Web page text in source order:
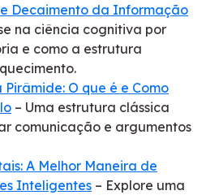
Decaimento da Informação
na ciência cognitiva por
e como a estrutura
Pirâmide: O que é e Como
– Uma estrutura clássica
comunicação e argumentos
A Melhor Maneira de
Inteligentes – Explore uma